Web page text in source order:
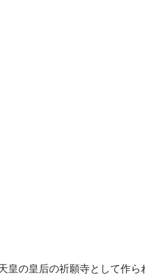
皇の皇后の祈願寺として作